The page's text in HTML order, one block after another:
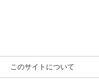
このサイトについて